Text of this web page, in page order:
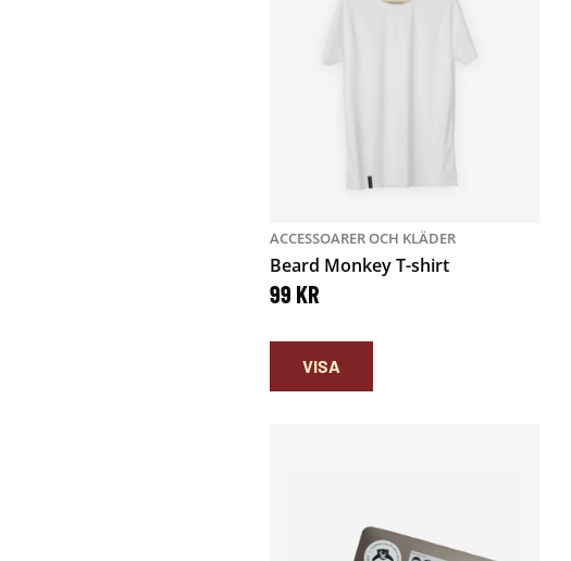
ACCESSOARER OCH KLÄDER
Beard Monkey T-shirt
99 KR